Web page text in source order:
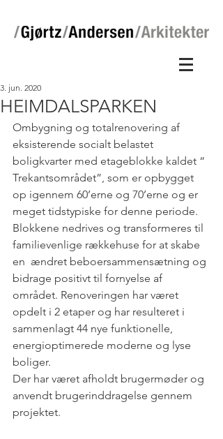
HEIMDALSPARKEN
3. jun. 2020
Ombygning og totalrenovering af
eksisterende socialt belastet
boligkvarter med etageblokke kaldet “
Trekantsområdet”, som er opbygget
op igennem 60’erne og 70’erne og er
meget tidstypiske for denne periode.
Blokkene nedrives og transformeres til
familievenlige rækkehuse for at skabe
en  ændret beboersammensætning og
bidrage positivt til fornyelse af
området. Renoveringen har været
opdelt i 2 etaper og har resulteret i
sammenlagt 44 nye funktionelle,
energioptimerede moderne og lyse
boliger.
Der har været afholdt brugermøder og
anvendt brugerinddragelse gennem
projektet.